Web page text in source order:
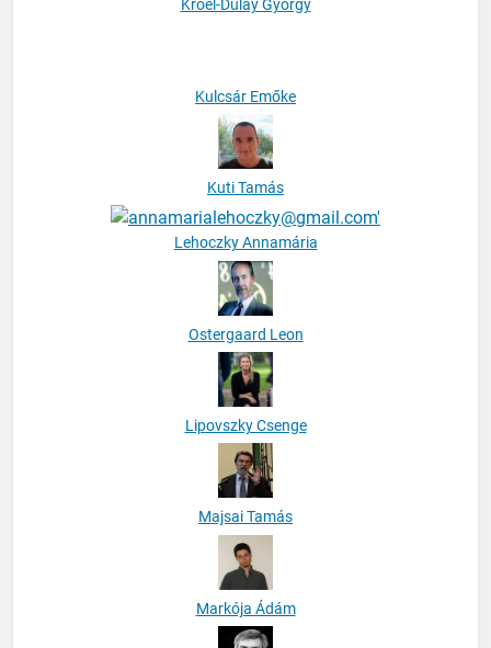
Kulcsár Emőke
Kuti Tamás
Lehoczky Annamária
Ostergaard Leon
Lipovszky Csenge
Majsai Tamás
Markója Ádám